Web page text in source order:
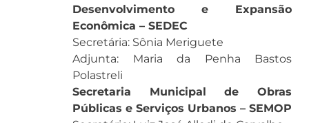
Desenvolvimento e Expansão
Econômica – SEDEC
Secretária: Sônia Meriguete
Adjunta: Maria da Penha Bastos
Polastreli
Secretaria Municipal de Obras
Públicas e Serviços Urbanos – SEMOP